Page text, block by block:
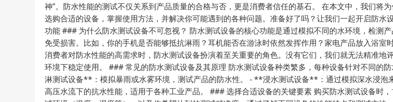
神”。防水性能的测试不仅关系到产品质量的合格与否，更是消费者信任的基石。 在本文中，我们将
选购合适的设备，掌握使用方法，并解决你可能遇到的各种问题。准备好了吗？让我们一起开启防
功能 ### 为什么防水测试设备不可忽视？ 防水测试设备的核心功能是通过模拟不同的水环境，检测
免受损害。比如，你的手机是否能够抵抗淋雨？耳机能否在游泳时依然发挥作用？家电产品放入浴
消费者对防水性能的高需求时，防水测试设备扮演着至关重要的角色。没有它们，我们就无法精准
环境下稳定使用。 ### 常见的防水测试设备及其原理 防水测试设备种类繁多，每种设备针对不同的
淋测试设备**：模拟暴雨或水雾环境，测试产品的防水性。 - **浸水测试设备**：通过模拟深水浸
高压水流下的抗水性能，适用于各种工业产品。 ### 选择合适设备的关键要素 购买防水测试设备时